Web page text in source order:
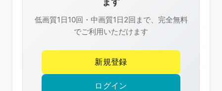
R-
FREE
作
権
ます
低画質1日10回・中画質1日2回まで、完全無料
でご利用いただけます
新規登録
ログイン